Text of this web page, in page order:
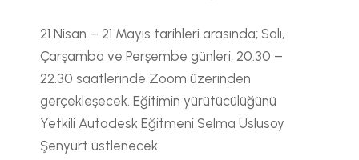
21 Nisan – 21 Mayıs tarihleri arasında; Salı,
Çarşamba ve Perşembe günleri, 20.30 –
22.30 saatlerinde Zoom üzerinden
gerçekleşecek. Eğitimin yürütücülüğünü
Yetkili Autodesk Eğitmeni Selma Uslusoy
Şenyurt üstlenecek.